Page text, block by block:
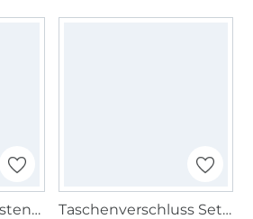
Leiterschnalle/Westenschließe 20 mm, altsilber Taschenverschluss Set / Steckschnallen-Set 3,8 cm pink